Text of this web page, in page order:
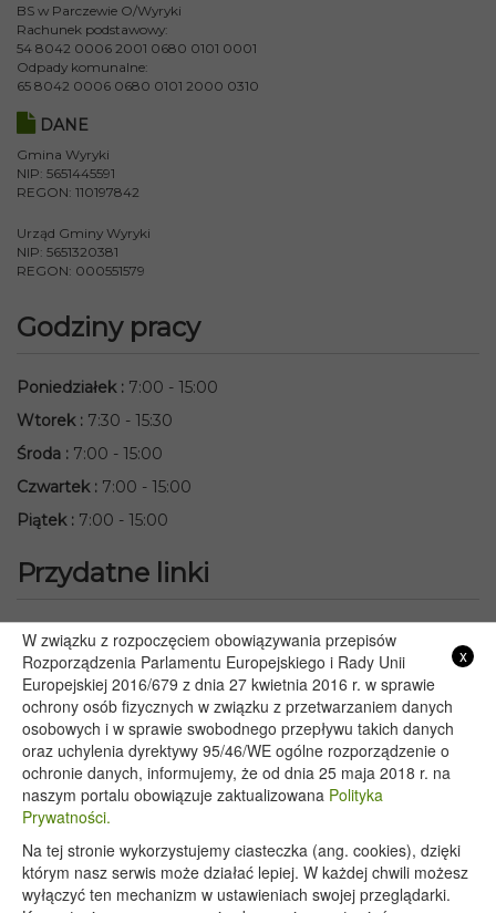
BS w Parczewie O/Wyryki
Rachunek podstawowy:
54 8042 0006 2001 0680 0101 0001
Odpady komunalne:
65 8042 0006 0680 0101 2000 0310
DANE
Gmina Wyryki
NIP: 5651445591
REGON: 110197842
Urząd Gminy Wyryki
NIP: 5651320381
REGON: 000551579
Godziny pracy
Poniedziałek : 7:00 - 15:00
Wtorek : 7:30 - 15:30
Środa : 7:00 - 15:00
Czwartek : 7:00 - 15:00
Piątek : 7:00 - 15:00
Przydatne linki
Starostwo Powiatowe we Włodawie
Lubelski Urząd Wojewódzki w Lublinie
Urząd Marszałkowski Województwa Lubelskiego w Lublinie
Serwis Rzeczypospolitej Polskiej
PGE – Planowane wyłączenia prądu
Poczta E-mail
Copyright 2020@ - Urząd Gminy Wyryki
x
W związku z rozpoczęciem obowiązywania przepisów
Rozporządzenia Parlamentu Europejskiego i Rady Unii
Europejskiej 2016/679 z dnia 27 kwietnia 2016 r. w sprawie
ochrony osób fizycznych w związku z przetwarzaniem danych
osobowych i w sprawie swobodnego przepływu takich danych
oraz uchylenia dyrektywy 95/46/WE ogólne rozporządzenie o
ochronie danych, informujemy, że od dnia 25 maja 2018 r. na
naszym portalu obowiązuje zaktualizowana Polityka
Prywatności.
Na tej stronie wykorzystujemy ciasteczka (ang. cookies), dzięki
którym nasz serwis może działać lepiej. W każdej chwili możesz
wyłączyć ten mechanizm w ustawieniach swojej przeglądarki.